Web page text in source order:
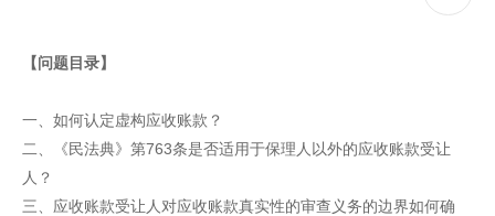
【问题目录】
一、如何认定虚构应收账款？
二、《民法典》第763条是否适用于保理人以外的应收账款受让
人？
三、应收账款受让人对应收账款真实性的审查义务的边界如何确